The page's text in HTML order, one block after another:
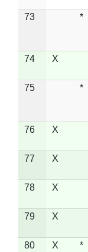
73 *
74 X
75 *
76 X
77 X
78 X
79 X
80 X *